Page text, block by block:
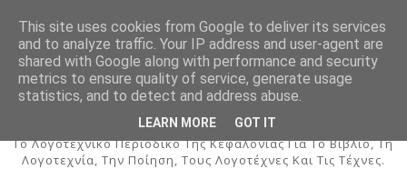
ΚΕΦΑΛΟΣ
To Λογοτεχνικό Περιοδικό Της Κεφαλονιάς Για Το Βιβλίο, Τη
Λογοτεχνία, Την Ποίηση, Τους Λογοτέχνες Και Τις Τέχνες.
This site uses cookies from Google to deliver its services
and to analyze traffic. Your IP address and user-agent are
shared with Google along with performance and security
metrics to ensure quality of service, generate usage
statistics, and to detect and address abuse.
LEARN MORE GOT IT